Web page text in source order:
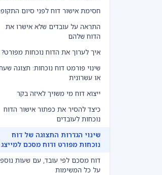
חסימת אישור דוח לפני סיום
התראה על עובדים שלא אישרו את
הדוח שלהם
איך לערוך את הדוח נוכחות מפורט?
שינוי פורמט דוח נוכחות: תצוגה
או עשרונית
ייצוא דוח מי משויך לאיזה בקר
כיצד להסיר את כפתור אישור הדוח
נוכחות לעובדים
שינוי הגדרות התצוגה של דוח
נוכחות מפורט ודוח מסכם למייצג
דוח מסכם לפי עובד, עם שעות
על כל המשימות